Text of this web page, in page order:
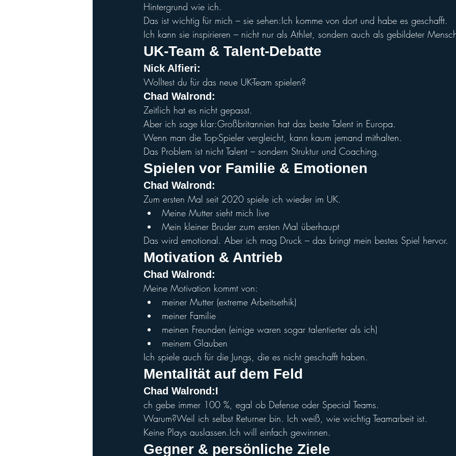
Hintergrund wie ich.
Das ist wichtig für mich – sie sehen:Ich komme von dort und habe es geschafft.
Ich kann sie inspirieren – nicht nur als Athlet, sondern auch als gebildeter
UK-Team & Talent-Debatte
Nick Alfieri:
Wolltest du für das neue UK-Team spielen?
Chad Walrond:
Zeitlich hat es nicht gepasst.
Aber ich sage klar:Großbritannien hat das beste Talent in Europa.
Wenn man die Top-Spieler vergleicht, kann kaum jemand mithalten.
Das Problem ist nicht Talent – sondern Struktur und Coaching.
Spielen vor Familie & Emotionen
Chad Walrond:
Zum ersten Mal seit 2020 spiele ich wieder im UK.
Meine Mutter sieht mich live
Mein kleiner Bruder zum ersten Mal überhaupt
Das wird emotional. Aber ich mag Druck – das bringt mein bestes Spiel hervor.
Motivation & Antrieb
Chad Walrond:
Meine Motivation kommt von:
meiner Mutter (extreme Arbeitsethik)
meiner Familie
meinen Freunden (einige waren sogar talentierter als ich)
meinem Glauben
Ich spiele auch für die Jungs, die es nicht geschafft haben.
Mentalität auf dem Feld
Chad Walrond:I
ch gebe immer 100 %, egal ob Defense oder Special Teams.
Warum?Weil ich selbst Returner bin. Ich weiß, wie wichtig Teamarbeit ist.
Keine Plays auslassen.Ich will einfach gewinnen.
Gegner & persönliche Ziele